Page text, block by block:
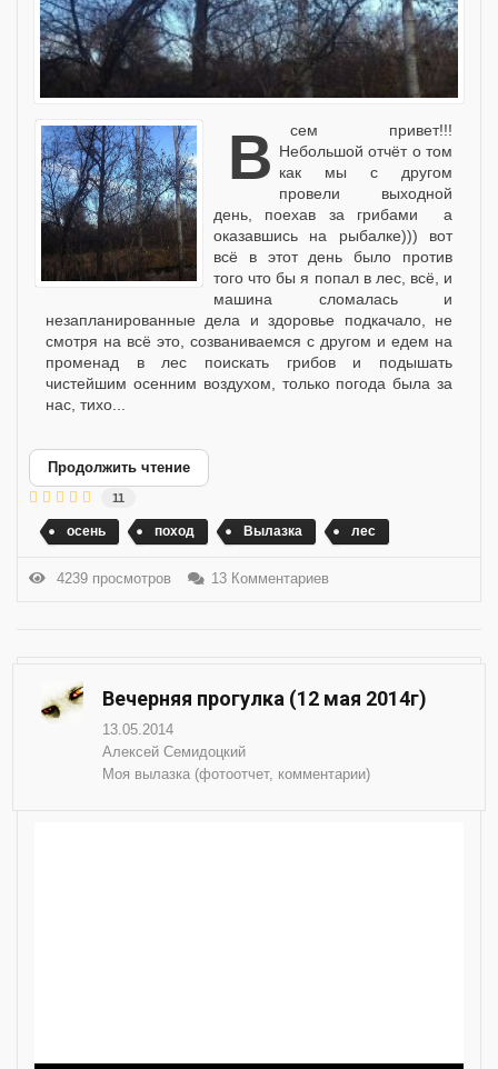
Всем привет!!! Небольшой отчёт о том
как мы с другом
провели выходной
день, поехав за грибами а
оказавшись на рыбалке))) вот
всё в этот день было против
того что бы я попал в лес, всё, и
машина сломалась и
незапланированные дела и здоровье подкачало, не
смотря на всё это, созваниваемся с другом и едем на
променад в лес поискать грибов и подышать
чистейшим осенним воздухом, только погода была за
нас, тихо...
Продолжить чтение
11
осень поход Вылазка лес
4239 просмотров 13 Комментариев
Вечерняя прогулка (12 мая 2014г)
13.05.2014
Алексей Семидоцкий
Моя вылазка (фотоотчет, комментарии)